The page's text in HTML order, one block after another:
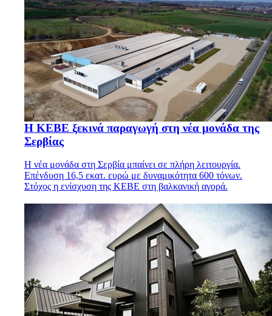
Η ΚΕΒΕ ξεκινά παραγωγή στη νέα μονάδα της
Σερβίας
Η νέα μονάδα στη Σερβία μπαίνει σε πλήρη λειτουργία.
Επένδυση 16,5 εκατ. ευρώ με δυναμικότητα 600 τόνων.
Στόχος η ενίσχυση της ΚΕΒΕ στη βαλκανική αγορά.